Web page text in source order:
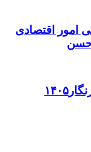
امور اقتصادی
حسن